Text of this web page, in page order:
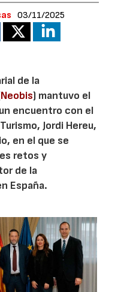
03/11/2025
de la
Neobis) mantuvo el
encuentro con el
Jordi Hereu,
en el que se
retos y
de la
España.